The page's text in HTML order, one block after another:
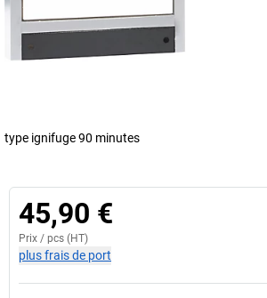
type ignifuge 90 minutes
45,90 €
Prix / pcs (HT)
plus frais de port